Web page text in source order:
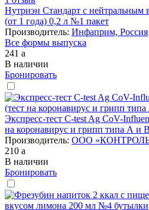
Нутриэн Стандарт с нейтральным
(от 1 года) 0,2 л №1 пакет
Производитель: Инфаприм, Россия
Все формы выпуска
241 a
В наличии
Бронировать
Экспресс-тест C-test Ag CoV-
на коронавирус и грипп типа А и
Производитель: ООО
210 a
В наличии
Бронировать